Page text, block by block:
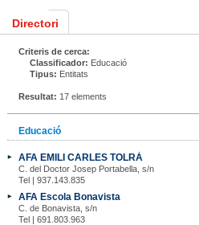
Directori
Criteris de cerca:
Classificador: Educació
Tipus: Entitats
Resultat: 17 elements
Educació
AFA EMILI CARLES TOLRÀ
C. del Doctor Josep Portabella, s/n
Tel | 937.143.835
AFA Escola Bonavista
C. de Bonavista, s/n
Tel | 691.803.963